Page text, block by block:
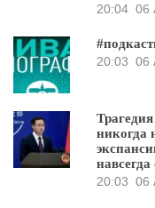
20:04 06
20:03 06
никогда
20:03 06